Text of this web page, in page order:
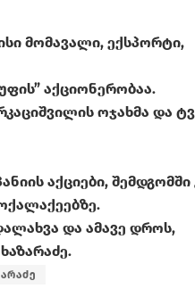
მომავალი, ექსპორტი,
აქციონერობაა.
ოჯახმა და ტვ
აქციები, შემდგომში
.
და ამავე დროს,